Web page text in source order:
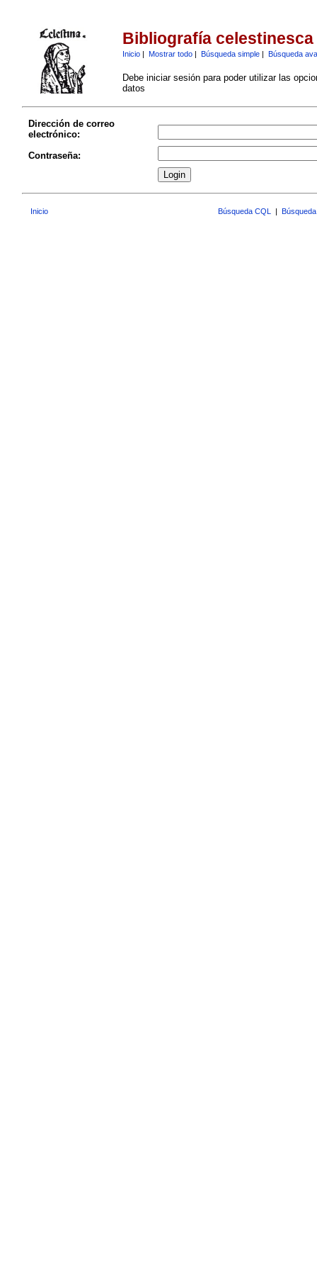
Bibliografía celestinesca
Inicio| Mostrar todo| Búsqueda simple| Búsqueda
Debe iniciar sesión para poder utilizar las
datos
Dirección de correo
electrónico:
Contraseña:
Inicio Búsqueda CQL |